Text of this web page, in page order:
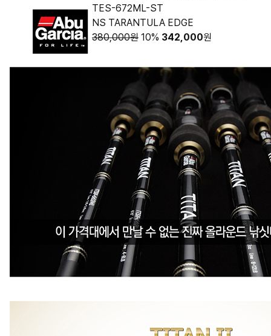
TES-672ML-ST
NS TARANTULA EDGE
380,000원 10% 342,000원